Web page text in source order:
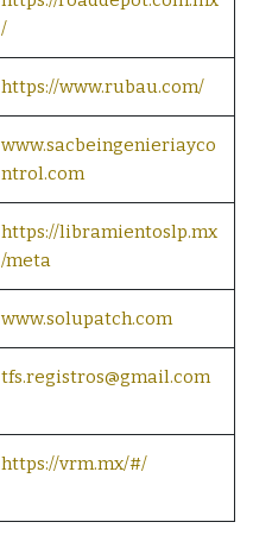
/
https://www.rubau.com/
www.sacbeingenieriayco
ntrol.com
https://libramientoslp.mx
/meta
www.solupatch.com
tfs.registros@gmail.com
https://vrm.mx/#/